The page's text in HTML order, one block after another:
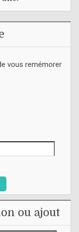
vous remémorer
ou ajout